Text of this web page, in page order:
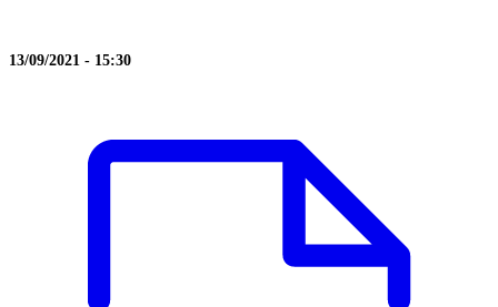
13/09/2021 - 15:30